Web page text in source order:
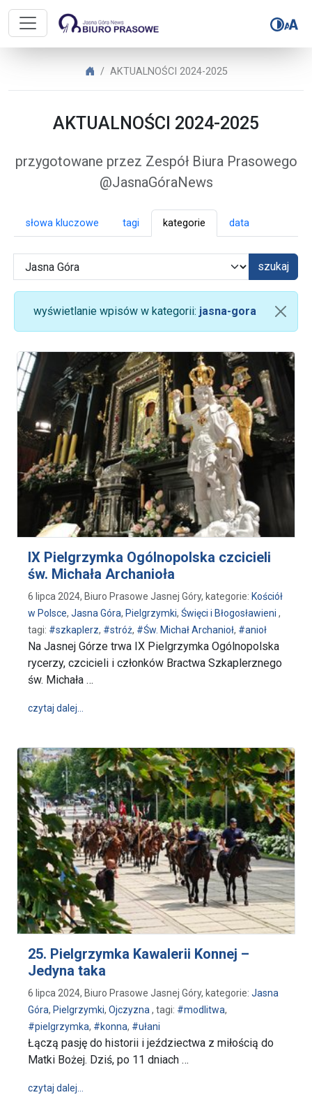
Biuro Prasowe Jasnej Góry –
Biuro Prasowe Jasnej Góry
AKTUALNOŚCI 2024-2025
AKTUALNOŚCI 2024-2025
przygotowane przez Zespół Biura Prasowego
@JasnaGóraNews
słowa kluczowe tagi kategorie data
szukaj
wyświetlanie wpisów w kategorii: jasna-gora
IX Pielgrzymka Ogólnopolska czcicieli
św. Michała Archanioła
6 lipca 2024, Biuro Prasowe Jasnej Góry, kategorie: Kościół
w Polsce, Jasna Góra, Pielgrzymki, Święci i Błogosławieni ,
tagi: #szkaplerz, #stróż, #Św. Michał Archanioł, #anioł
Na Jasnej Górze trwa IX Pielgrzymka Ogólnopolska
rycerzy, czcicieli i członków Bractwa Szkaplerznego
św. Michała …
czytaj dalej…
25. Pielgrzymka Kawalerii Konnej –
Jedyna taka
6 lipca 2024, Biuro Prasowe Jasnej Góry, kategorie: Jasna
Góra, Pielgrzymki, Ojczyzna , tagi: #modlitwa,
#pielgrzymka, #konna, #ułani
Łączą pasję do historii i jeździectwa z miłością do
Matki Bożej. Dziś, po 11 dniach …
czytaj dalej…